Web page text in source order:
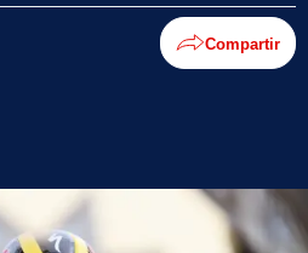
Compartir